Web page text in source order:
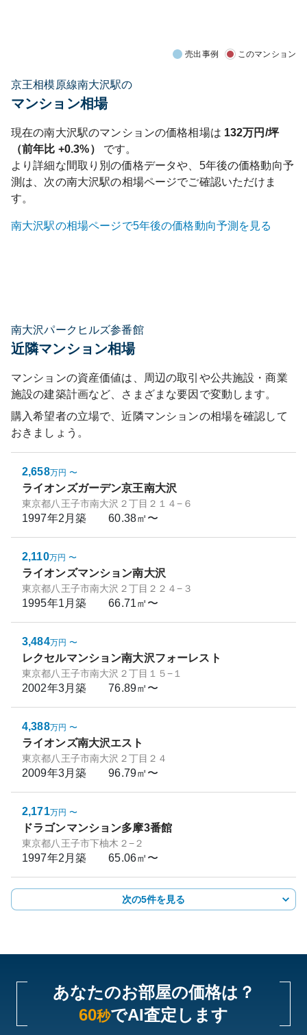
売出事例 このマンション
京王相模原線南大沢駅の
マンション相場
現在の南大沢駅のマンションの価格相場は 132万円/坪
（前年比 +0.3%）
です。
より詳細な間取り別の価格データや、5年後の価格動向予
測は、次の南大沢駅の相場ページでご確認いただけま
す。
南大沢駅の相場ページで5年後の価格動向予測を見る
南大沢パークヒルズ参番館
近隣マンション相場
マンションの資産価値は、周辺の取引や公共施設・商業
施設の建築計画など、さまざまな要因で変動します。
購入希望者の立場で、近隣マンションの相場を確認して
おきましょう。
2,658万円 〜
ライオンズガーデン京王南大沢
東京都八王子市南大沢２丁目２１４−６
1997年2月築 60.38㎡〜
2,110万円 〜
ライオンズマンション南大沢
東京都八王子市南大沢２丁目２２４−３
1995年1月築 66.71㎡〜
3,484万円 〜
レクセルマンション南大沢フォーレスト
東京都八王子市南大沢２丁目１５−１
2002年3月築 76.89㎡〜
4,388万円 〜
ライオンズ南大沢エスト
東京都八王子市南大沢２丁目２４
2009年3月築 96.79㎡〜
2,171万円 〜
ドラゴンマンション多摩3番館
東京都八王子市下柚木２−２
1997年2月築 65.06㎡〜
次の5件を見る
あなたのお部屋の価格は？
60秒でAI査定します